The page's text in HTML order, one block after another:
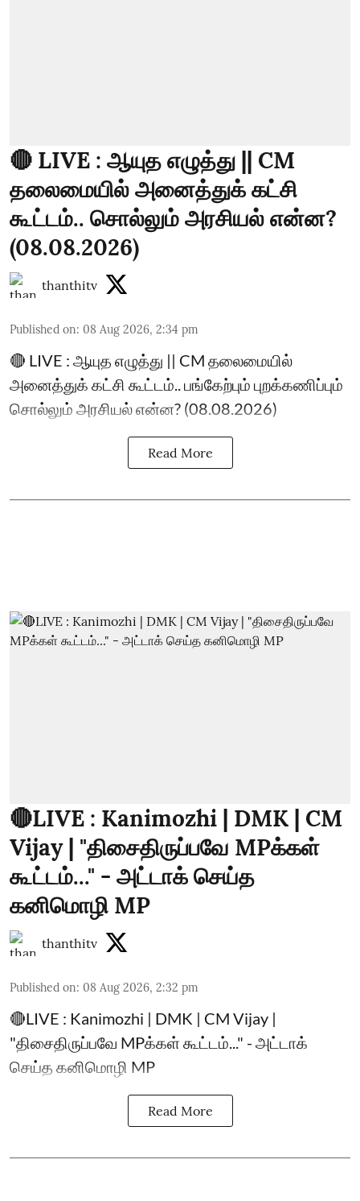
🔴 LIVE : ஆயுத எழுத்து || CM
தலைமையில் அனைத்துக் கட்சி
கூட்டம்.. சொல்லும் அரசியல் என்ன?
(08.08.2026)
thanthitv
Published on: 08 Aug 2026, 2:34 pm
🔴 LIVE : ஆயுத எழுத்து || CM தலைமையில்
அனைத்துக் கட்சி கூட்டம்.. பங்கேற்பும் புறக்கணிப்பும்
சொல்லும் அரசியல் என்ன? (08.08.2026)
Read More
🔴LIVE : Kanimozhi | DMK | CM
Vijay | "திசைதிருப்பவே MPக்கள்
கூட்டம்..." - அட்டாக் செய்த
கனிமொழி MP
thanthitv
Published on: 08 Aug 2026, 2:32 pm
🔴LIVE : Kanimozhi | DMK | CM Vijay |
"திசைதிருப்பவே MPக்கள் கூட்டம்..." - அட்டாக்
செய்த கனிமொழி MP
Read More